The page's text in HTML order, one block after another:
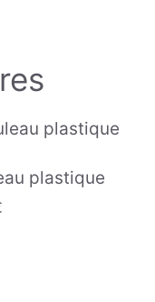
plastique